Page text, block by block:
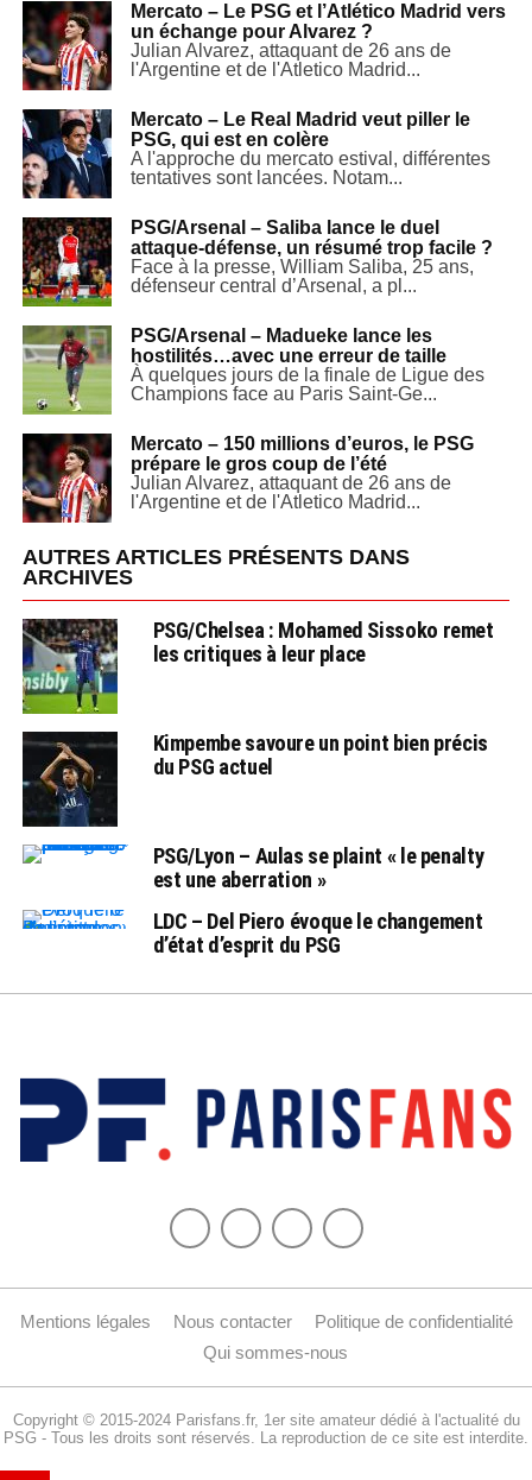
Mercato – Le PSG et l’Atlético Madrid vers
un échange pour Alvarez ?
Julian Alvarez, attaquant de 26 ans de
l'Argentine et de l'Atletico Madrid...
Mercato – Le Real Madrid veut piller le
PSG, qui est en colère
A l'approche du mercato estival, différentes
tentatives sont lancées. Notam...
PSG/Arsenal – Saliba lance le duel
attaque-défense, un résumé trop facile ?
Face à la presse, William Saliba, 25 ans,
défenseur central d’Arsenal, a pl...
PSG/Arsenal – Madueke lance les
hostilités…avec une erreur de taille
À quelques jours de la finale de Ligue des
Champions face au Paris Saint-Ge...
Mercato – 150 millions d’euros, le PSG
prépare le gros coup de l’été
Julian Alvarez, attaquant de 26 ans de
l'Argentine et de l'Atletico Madrid...
AUTRES ARTICLES PRÉSENTS DANS
ARCHIVES
PSG/Chelsea : Mohamed Sissoko remet
les critiques à leur place
Kimpembe savoure un point bien précis
du PSG actuel
PSG/Lyon – Aulas se plaint « le penalty
est une aberration »
LDC – Del Piero évoque le changement
d’état d’esprit du PSG
Mentions légales Nous contacter
Politique de confidentialité
Qui sommes-nous
Copyright © 2015-2024 Parisfans.fr, 1er site amateur dédié à l'actualité du
PSG - Tous les droits sont réservés. La reproduction de ce site est interdite.